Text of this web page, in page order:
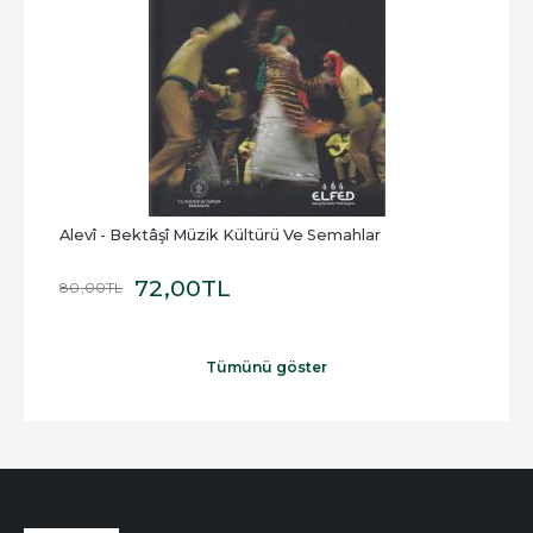
Alevî - Bektâşî Müzik Kültürü Ve Semahlar
80,00TL 72,00TL
Tümünü göster